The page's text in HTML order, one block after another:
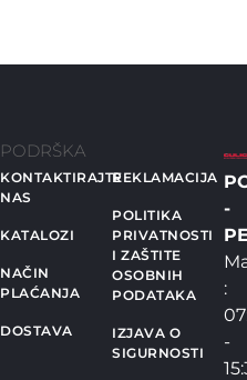
PODRŠKA
KONTAKTIRAJTE
NAS
KATALOZI
NAČIN
PLAĆANJA
DOSTAVA
REKLAMACIJA
POLITIKA
PRIVATNOSTI
I ZAŠTITE
OSOBNIH
PODATAKA
IZJAVA O
SIGURNOSTI
-
:
-